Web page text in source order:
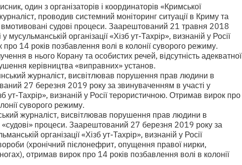
один з організаторів і координаторів «Кримської
проводив системний моніторинг ситуації в Криму та
вмотивовані судові процеси. Заарештований 21 травня 2018
мусульманській організації «Хізб ут-Тахрір», визнаній у Росії
14 років позбавлення волі в колонії суворого режиму.
в нього Корану та особистих речей, відсутність адекватної
керівництва «виправних» установ.
журналіст, висвітлював порушення прав людини в
27 березня 2019 року за звинуваченням в участі у
ут-Тахрір», визнаній у Росії терористичною. Отримав вирок про
суворого режиму.
журналіст, висвітлював порушення прав людини в
процеси. Заарештований 27 березня 2019 року за
організації «Хізб ут-Тахрір», визнаній у Росії
(хронічний пієлонефрит, опущення правої нирки,
отримав вирок про 14 років позбавлення волі в колонії